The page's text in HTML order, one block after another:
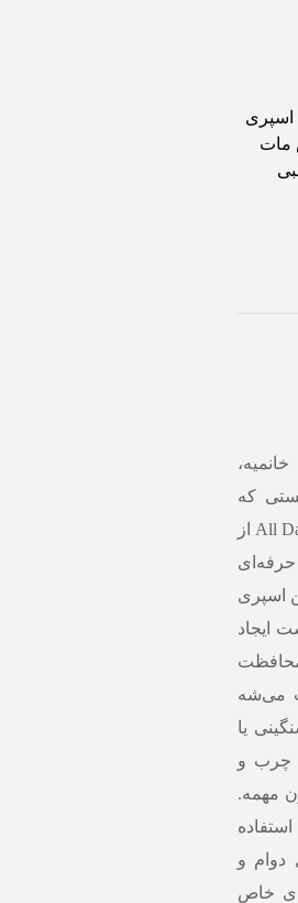
که
نمی‌خوای آرایشت تغییر کنه یا برق بیفته. اسپری فیکس All Day Fixer از
اسپری
ایجاد
می‌شه
یا
چرب و
مهمه.
دوام و
خاص